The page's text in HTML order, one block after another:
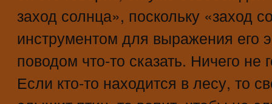
заход солнца», поскольку «заход
инструментом для выражения его
поводом что-то сказать. Ничего
Если кто-то находится в лесу, то